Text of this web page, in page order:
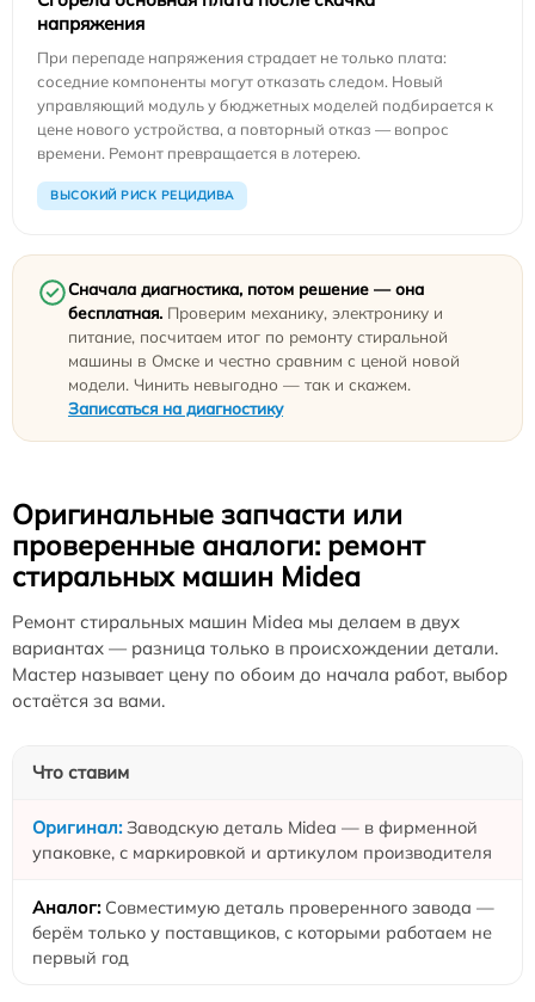
напряжения
При перепаде напряжения страдает не только плата:
соседние компоненты могут отказать следом. Новый
управляющий модуль у бюджетных моделей подбирается к
цене нового устройства, а повторный отказ — вопрос
времени. Ремонт превращается в лотерею.
ВЫСОКИЙ РИСК РЕЦИДИВА
Сначала диагностика, потом решение — она
бесплатная. Проверим механику, электронику и
питание, посчитаем итог по ремонту стиральной
машины в Омске и честно сравним с ценой новой
модели. Чинить невыгодно — так и скажем.
Записаться на диагностику
Оригинальные запчасти или
проверенные аналоги: ремонт
стиральных машин Midea
Ремонт стиральных машин Midea мы делаем в двух
вариантах — разница только в происхождении детали.
Мастер называет цену по обоим до начала работ, выбор
остаётся за вами.
Что ставим
Заводскую деталь Midea — в фирменной
упаковке, с маркировкой и артикулом производителя
Совместимую деталь проверенного завода —
берём только у поставщиков, с которыми работаем не
первый год